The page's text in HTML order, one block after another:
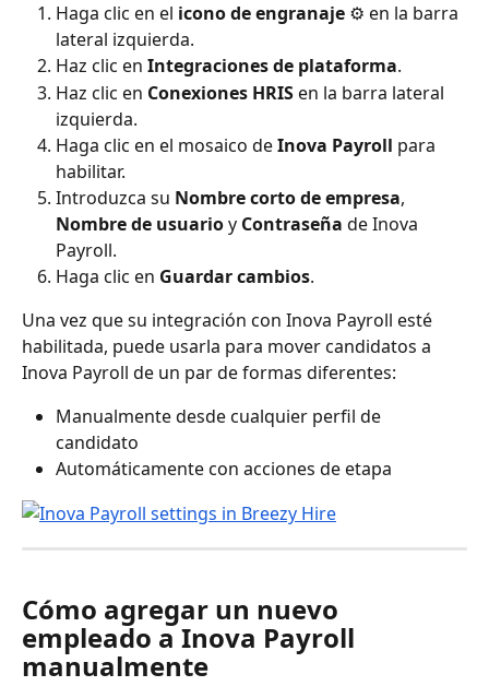
Haga clic en el icono de engranaje ⚙️ en la barra
lateral izquierda.
Haz clic en Integraciones de plataforma.
Haz clic en Conexiones HRIS en la barra lateral
izquierda.
Haga clic en el mosaico de Inova Payroll para
habilitar.
Introduzca su Nombre corto de empresa,
Nombre de usuario y Contraseña de Inova
Payroll.
Haga clic en Guardar cambios.
Una vez que su integración con Inova Payroll esté
habilitada, puede usarla para mover candidatos a
Inova Payroll de un par de formas diferentes:
Manualmente desde cualquier perfil de
candidato
Automáticamente con acciones de etapa
Cómo agregar un nuevo
empleado a Inova Payroll
manualmente